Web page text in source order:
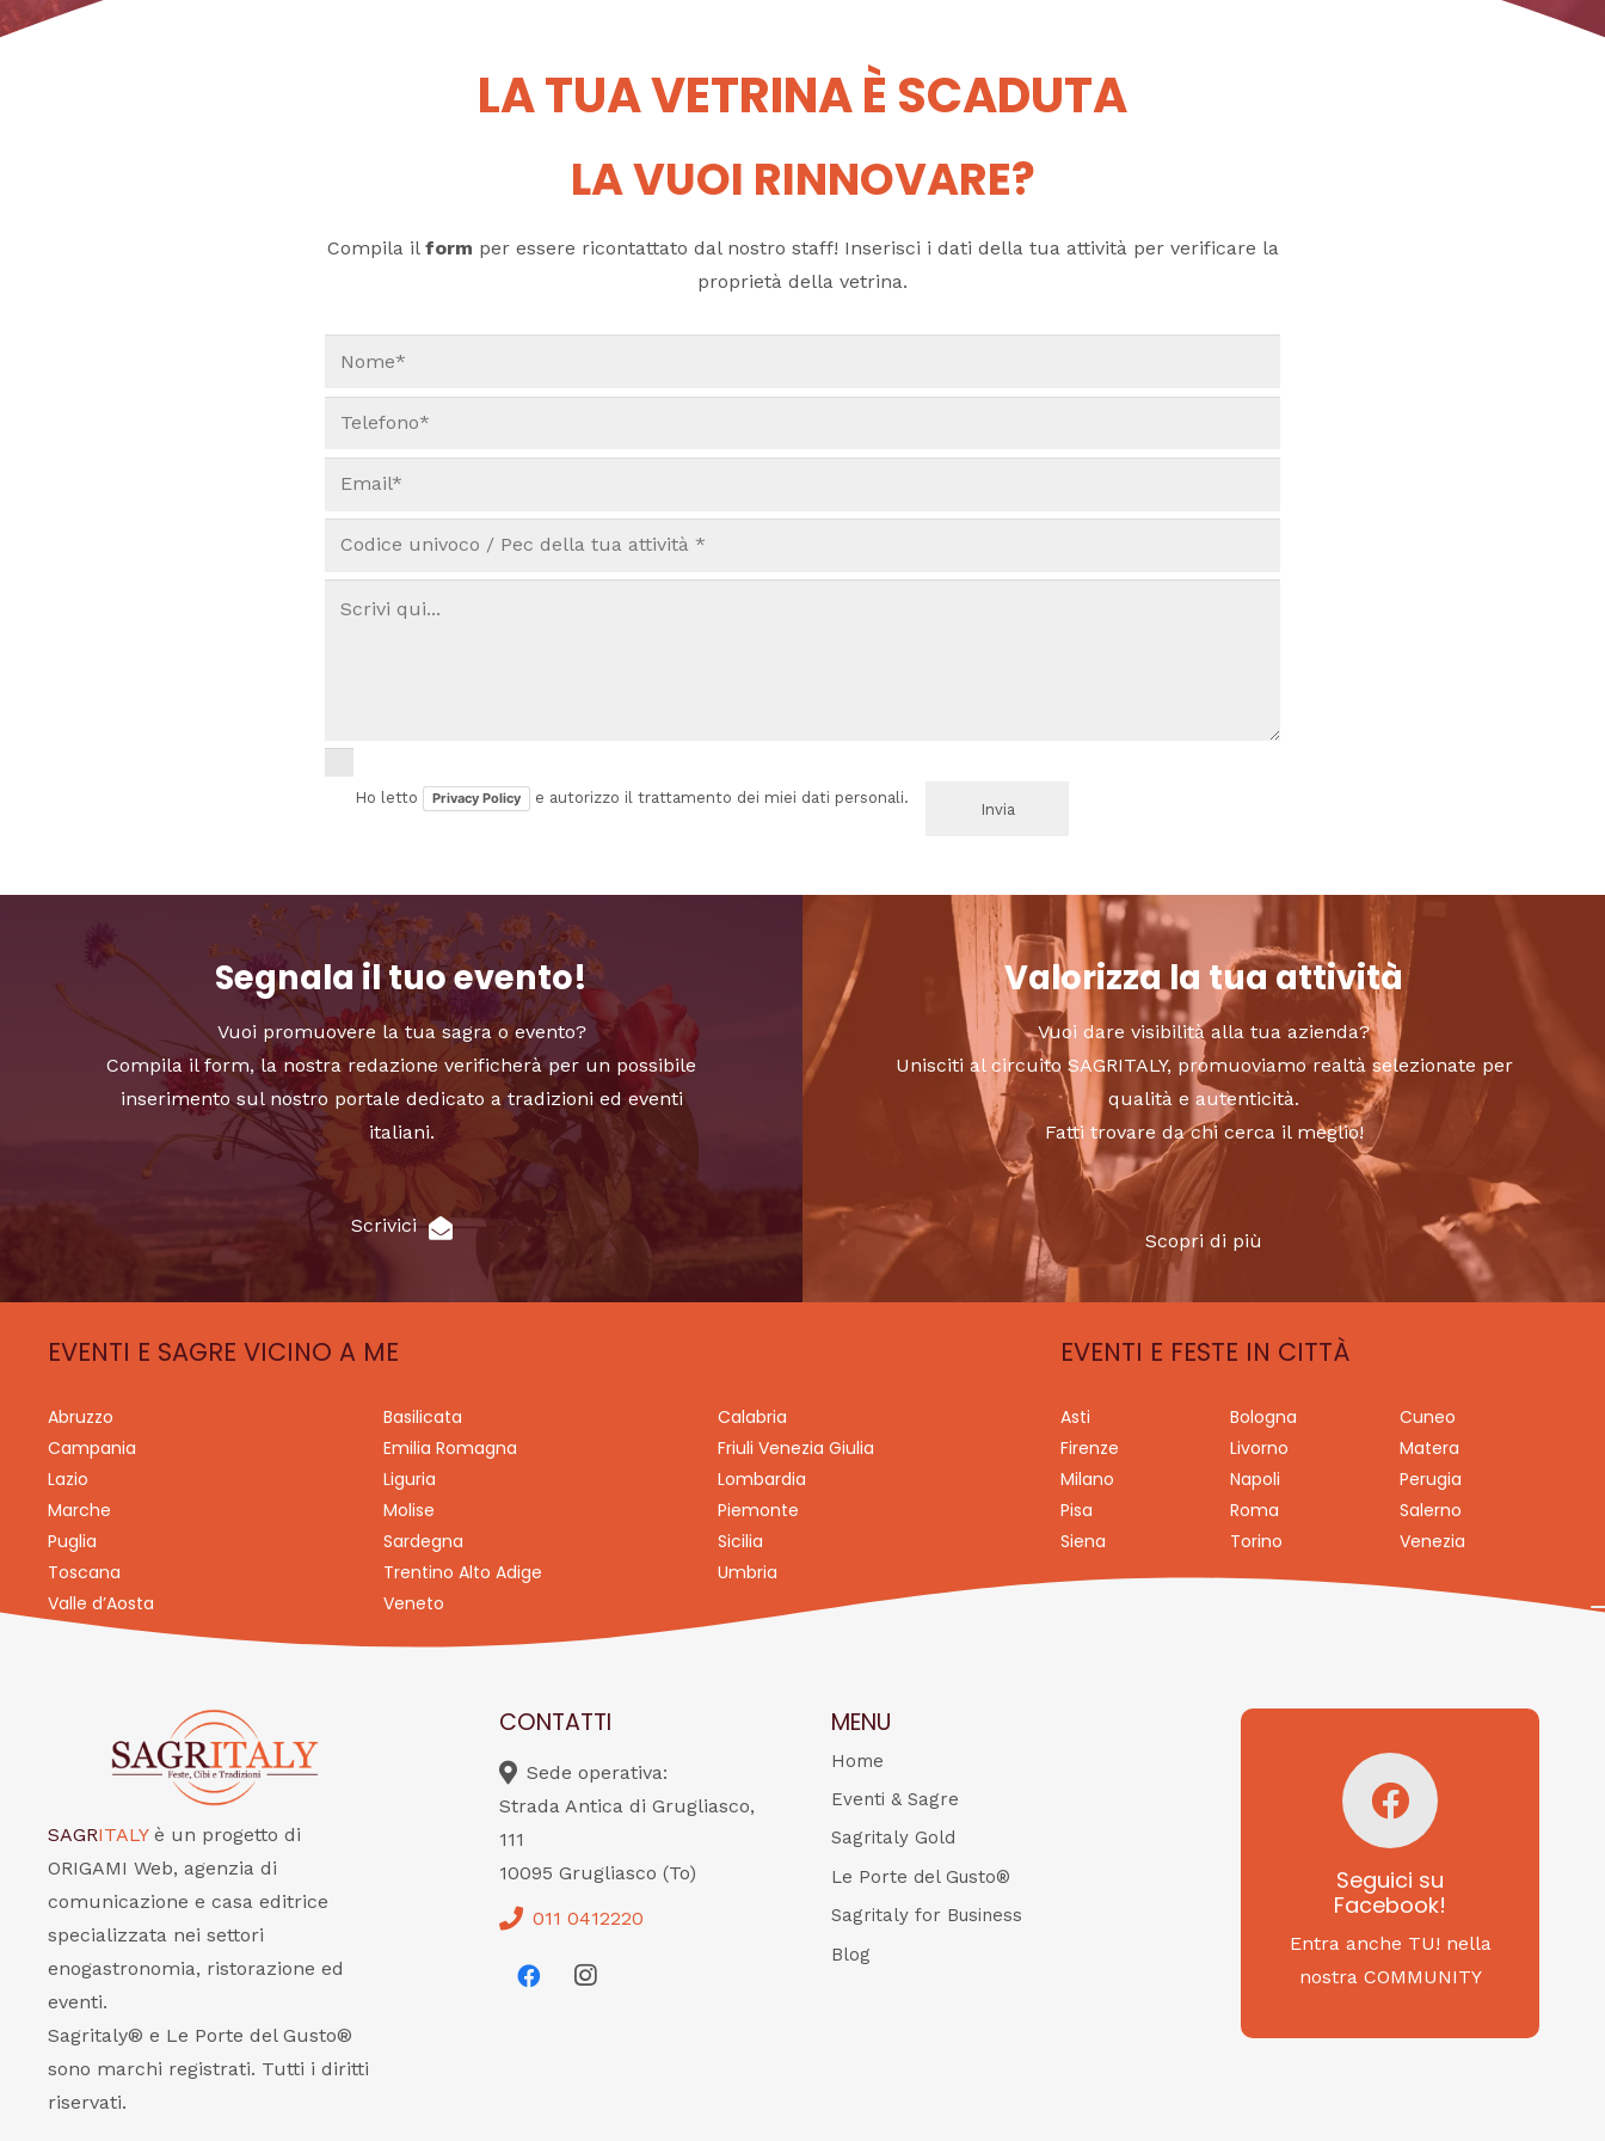
LA TUA VETRINA È SCADUTA
LA VUOI RINNOVARE?
Compila il form per essere ricontattato dal nostro staff! Inserisci i dati della tua attività per verificare la
proprietà della vetrina.
Ho letto Privacy Policy e autorizzo il trattamento dei miei dati personali.
Segnala il tuo evento!
Vuoi promuovere la tua sagra o evento?
Compila il form, la nostra redazione verificherà per un possibile
inserimento sul nostro portale dedicato a tradizioni ed eventi
italiani.
Scrivici
Valorizza la tua attività
Vuoi dare visibilità alla tua azienda?
Unisciti al circuito SAGRITALY, promuoviamo realtà selezionate per
qualità e autenticità.
Fatti trovare da chi cerca il meglio!
Scopri di più
EVENTI E SAGRE VICINO A ME
Abruzzo Basilicata
Calabria
Campania
Emilia Romagna
Friuli Venezia Giulia
Lazio
Liguria
Lombardia
Marche
Molise
Piemonte
Puglia
Sardegna
Sicilia
Toscana
Trentino Alto Adige
Umbria
Valle d’Aosta
Veneto
EVENTI E FESTE IN CITTÀ
Asti Bologna
Cuneo
Firenze
Livorno
Matera
Milano
Napoli
Perugia
Pisa
Roma
Salerno
Siena
Torino Venezia
SAGRITALY è un progetto di
ORIGAMI Web, agenzia di
comunicazione e casa editrice
specializzata nei settori
enogastronomia, ristorazione ed
eventi.
Sagritaly® e Le Porte del Gusto®
sono marchi registrati. Tutti i diritti
riservati.
CONTATTI
Sede operativa:
Strada Antica di Grugliasco,
111
10095 Grugliasco (To)
011 0412220
MENU
Home
Eventi & Sagre
Sagritaly Gold
Le Porte del Gusto®
Sagritaly for Business
Blog
Seguici su
Facebook!
Entra anche TU! nella
nostra COMMUNITY
Seguici su
Facebook!
SAGRITALY
Feste, cibi e tradizioni
da Nord a Sud...